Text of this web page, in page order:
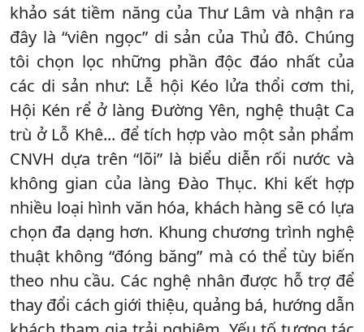
khảo sát tiềm năng của Thư Lâm và nhận ra
đây là “viên ngọc” di sản của Thủ đô. Chúng
tôi chọn lọc những phần độc đáo nhất của
các di sản như: Lễ hội Kéo lửa thổi cơm thi,
Hội Kén rể ở làng Đường Yên, nghệ thuật Ca
trù ở Lỗ Khê... để tích hợp vào một sản phẩm
CNVH dựa trên “lõi” là biểu diễn rối nước và
không gian của làng Đào Thục. Khi kết hợp
nhiều loại hình văn hóa, khách hàng sẽ có lựa
chọn đa dạng hơn. Khung chương trình nghệ
thuật không “đóng băng” mà có thể tùy biến
theo nhu cầu. Các nghệ nhân được hỗ trợ để
thay đổi cách giới thiệu, quảng bá, hướng dẫn